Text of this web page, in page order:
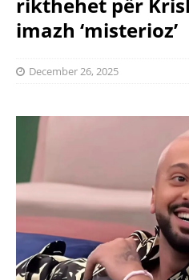
imazh ‘misterioz’
December 26, 2025